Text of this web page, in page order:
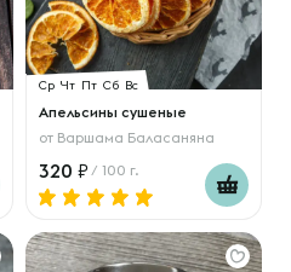
Ср Чт Пт Сб Вс
Апельсины сушеные
от Варшама Баласаняна
320 / 100 г.